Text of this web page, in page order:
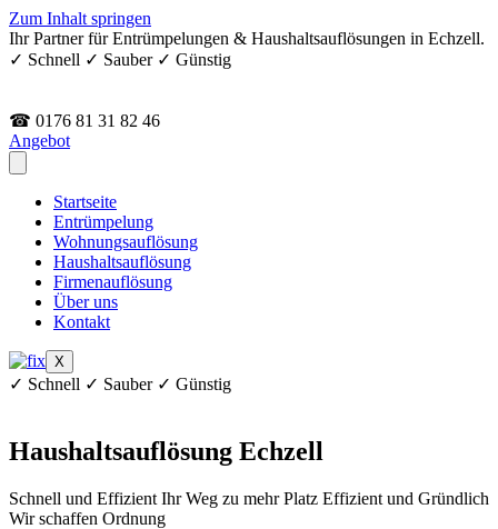
Zum Inhalt springen
Ihr Partner für Entrümpelungen & Haushaltsauflösungen in Echzell.
✓ Schnell ✓ Sauber ✓ Günstig
☎ 0176 81 31 82 46
Angebot
Startseite
Entrümpelung
Wohnungsauflösung
Haushaltsauflösung
Firmenauflösung
Über uns
Kontakt
X
✓ Schnell ✓ Sauber ✓ Günstig
Haushaltsauflösung Echzell
Schnell und Effizient Ihr Weg zu mehr Platz Effizient und Gründlich
Wir schaffen Ordnung